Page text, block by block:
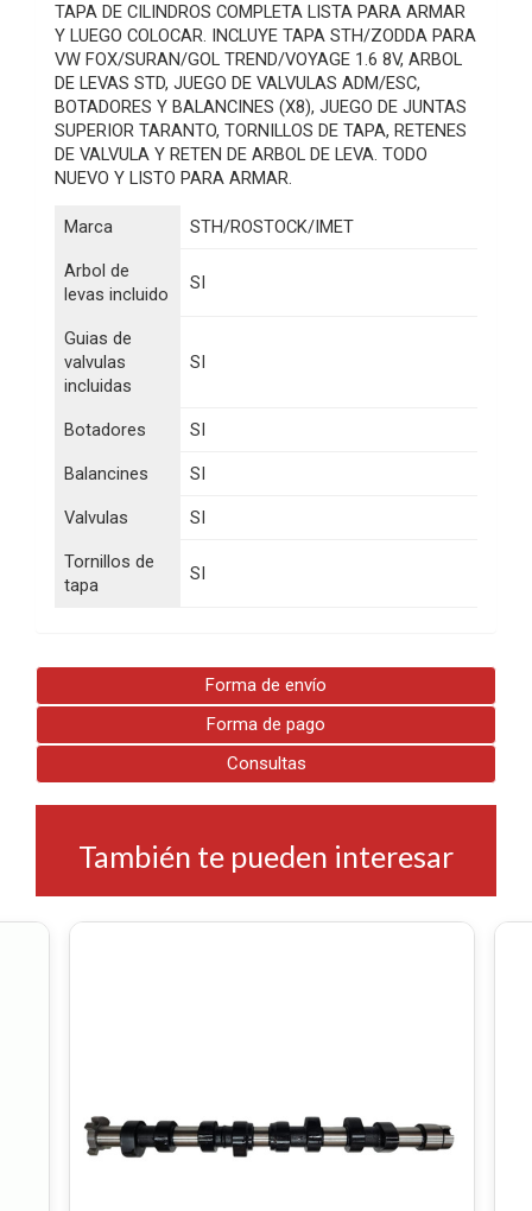
TAPA DE CILINDROS COMPLETA LISTA PARA ARMAR
Y LUEGO COLOCAR. INCLUYE TAPA STH/ZODDA PARA
VW FOX/SURAN/GOL TREND/VOYAGE 1.6 8V, ARBOL
DE LEVAS STD, JUEGO DE VALVULAS ADM/ESC,
BOTADORES Y BALANCINES (X8), JUEGO DE JUNTAS
SUPERIOR TARANTO, TORNILLOS DE TAPA, RETENES
DE VALVULA Y RETEN DE ARBOL DE LEVA. TODO
NUEVO Y LISTO PARA ARMAR.
Marca STH/ROSTOCK/IMET
Arbol de
levas incluido
SI
Guias de
valvulas
incluidas
SI
Botadores SI
Balancines SI
Valvulas SI
Tornillos de
tapa
SI
Forma de envío
Forma de pago
Consultas
También te pueden interesar